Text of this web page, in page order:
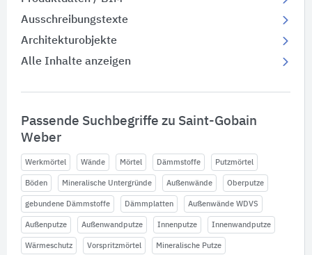
Ausschreibungstexte
Architekturobjekte
Alle Inhalte anzeigen
Passende Suchbegriffe zu Saint-Gobain
Weber
Werkmörtel Wände Mörtel Dämmstoffe Putzmörtel
Böden Mineralische Untergründe Außenwände Oberputze
gebundene Dämmstoffe Dämmplatten Außenwände WDVS
Außenputze Außenwandputze Innenputze Innenwandputze
Wärmeschutz Vorspritzmörtel Mineralische Putze